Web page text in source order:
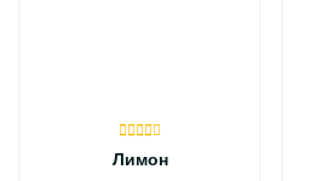
Лимон